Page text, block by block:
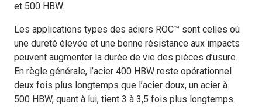
et 500 HBW.
Les applications types des aciers ROC™ sont celles où
une dureté élevée et une bonne résistance aux impacts
peuvent augmenter la durée de vie des pièces d’usure.
En règle générale, l’acier 400 HBW reste opérationnel
deux fois plus longtemps que l’acier doux, un acier à
500 HBW, quant à lui, tient 3 à 3,5 fois plus longtemps.